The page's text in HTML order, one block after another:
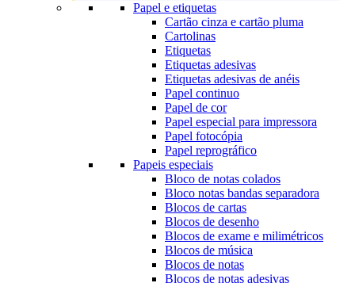
Papel e etiquetas
Cartão cinza e cartão pluma
Cartolinas
Etiquetas
Etiquetas adesivas
Etiquetas adesivas de anéis
Papel continuo
Papel de cor
Papel especial para impressora
Papel fotocópia
Papel reprográfico
Papeis especiais
Bloco de notas colados
Bloco notas bandas separadora
Blocos de cartas
Blocos de desenho
Blocos de exame e milimétricos
Blocos de música
Blocos de notas
Blocos de notas adesivas